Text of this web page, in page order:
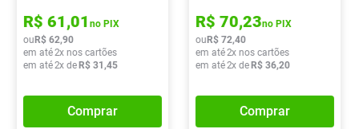
R$ 61,01 no PIX
ou R$ 62,90
em até2x nos cartões
em até2x de R$ 31 ,45
Comprar
R$ 70,23no PIX
ou R$ 72,40
em até2x nos cartões
em até2x de R$ 36,20
Comprar